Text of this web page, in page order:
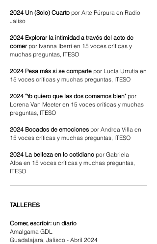
2024 ​ Un (Solo) Cuarto por Arte Púrpura en Radio
Jaliso
2024 Explorar la intimidad a través del acto de
comer por Ivanna Iberri en 15 voces críticas y
muchas preguntas, ITESO
2024 Pesa más si se comparte por Lucía Urrutia en
15 voces críticas y muchas preguntas, ITESO
2024 "Yo quiero que las dos comamos bien" por
Lorena Van Meeter en 15 voces críticas y muchas
preguntas, ITESO
2024 Bocados de emociones por Andrea Villa en
15 voces críticas y muchas preguntas, ITESO
2024 La belleza en lo cotidiano por Gabriela
Alba en 15 voces críticas y muchas preguntas,
ITESO
TALLERES
Comer, escribir: un diario
Amalgama GDL
Guadalajara, Jalisco - Abril 2024